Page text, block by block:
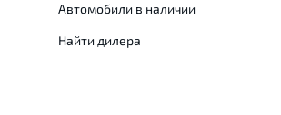
Автомобили в наличии
Найти дилера